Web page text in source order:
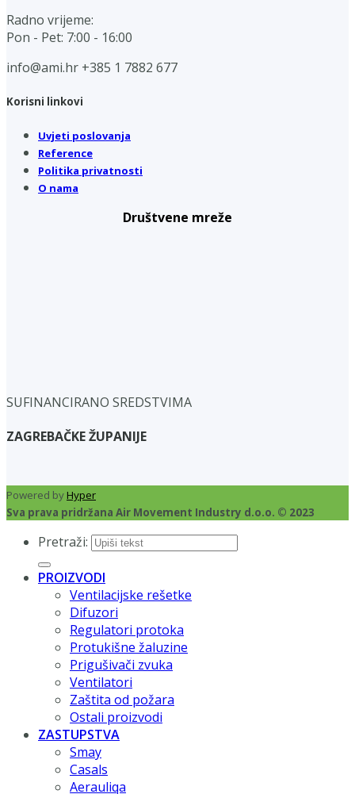
Radno vrijeme:
Pon - Pet: 7:00 - 16:00
info@ami.hr +385 1 7882 677
Korisni linkovi
Uvjeti poslovanja
Reference
Politika privatnosti
O nama
Društvene mreže
SUFINANCIRANO SREDSTVIMA
ZAGREBAČKE ŽUPANIJE
Powered byHyper
Sva prava pridržana Air Movement Industry d.o.o. © 2023
Pretraži:
PROIZVODI
Ventilacijske rešetke
Difuzori
Regulatori protoka
Protukišne žaluzine
Prigušivači zvuka
Ventilatori
Zaštita od požara
Ostali proizvodi
ZASTUPSTVA
Smay
Casals
Aerauliqa